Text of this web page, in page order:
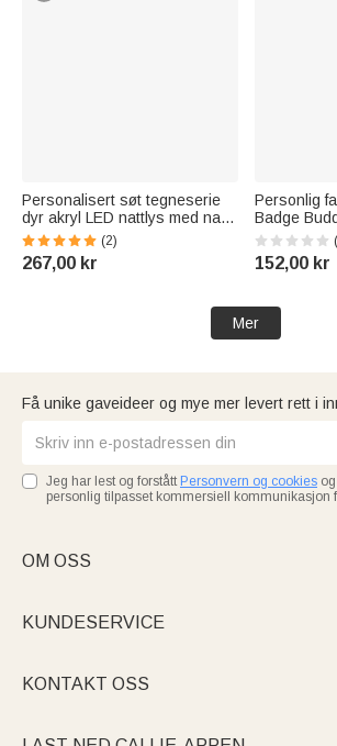
Personalisert søt tegneserie
dyr akryl LED nattlys med navn
dato og tre base barnehage
hjemmedekorasjon
bursdagsgave til barn
(2)
267,00 kr
Personlig
Badge
Sykehus
Sykepleier
Gave til
152,00 kr
Mer
Få unike gaveideer og mye mer levert rett i
Jeg har lest og forstått Personvern og cookies
personlig tilpasset kommersiell kommunikasjon
OM OSS
KUNDESERVICE
KONTAKT OSS